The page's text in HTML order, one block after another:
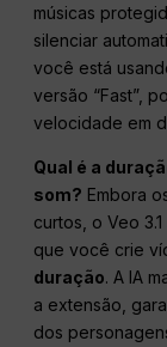
músicas
silenciar
você está
versão “Fast”,
velocidade em
Qual é a
som? Embora
curtos, o Veo
que você crie
duração. A IA
a extensão,
dos